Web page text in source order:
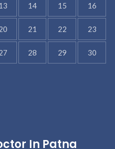
14 15 16
21 22 23
28 29 30
In Patna